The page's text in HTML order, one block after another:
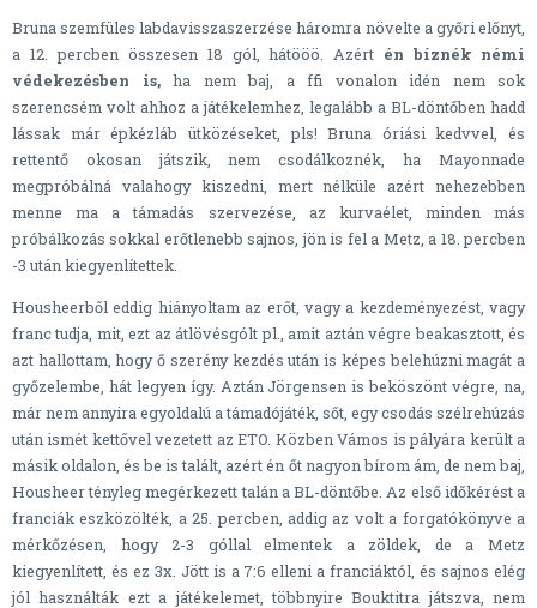
Bruna szemfüles labdavisszaszerzése háromra növelte a győri előnyt,
a 12. percben összesen 18 gól, hátööö. Azért én bíznék némi
védekezésben is,ha nem baj, a ffi vonalon idén nem sok
szerencsém volt ahhoz a játékelemhez, legalább a BL-döntőben hadd
lássak már épkézláb ütközéseket, pls! Bruna óriási kedvvel, és
rettentő okosan játszik, nem csodálkoznék, ha Mayonnade
megpróbálná valahogy kiszedni, mert nélküle azért nehezebben
menne ma a támadás szervezése, az kurvaélet, minden más
próbálkozás sokkal erőtlenebb sajnos, jön is fel a Metz, a 18. percben
-3 után kiegyenlítettek.
Housheerből eddig hiányoltam az erőt, vagy a kezdeményezést, vagy
franc tudja, mit, ezt az átlövésgólt pl., amit aztán végre beakasztott, és
azt hallottam, hogy ő szerény kezdés után is képes belehúzni magát a
győzelembe, hát legyen így. Aztán Jörgensen is beköszönt végre, na,
már nem annyira egyoldalú a támadójáték, sőt, egy csodás szélrehúzás
után ismét kettővel vezetett az ETO. Közben Vámos is pályára került a
másik oldalon, és be is talált, azért én őt nagyon bírom ám, de nem baj,
Housheer tényleg megérkezett talán a BL-döntőbe. Az első időkérést a
franciák eszközölték, a 25. percben, addig az volt a forgatókönyve a
mérkőzésen, hogy 2-3 góllal elmentek a zöldek, de a Metz
kiegyenlített, és ez 3x. Jött is a 7:6 elleni a franciáktól, és sajnos elég
jól használták ezt a játékelemet, többnyire Bouktitra játszva, nem